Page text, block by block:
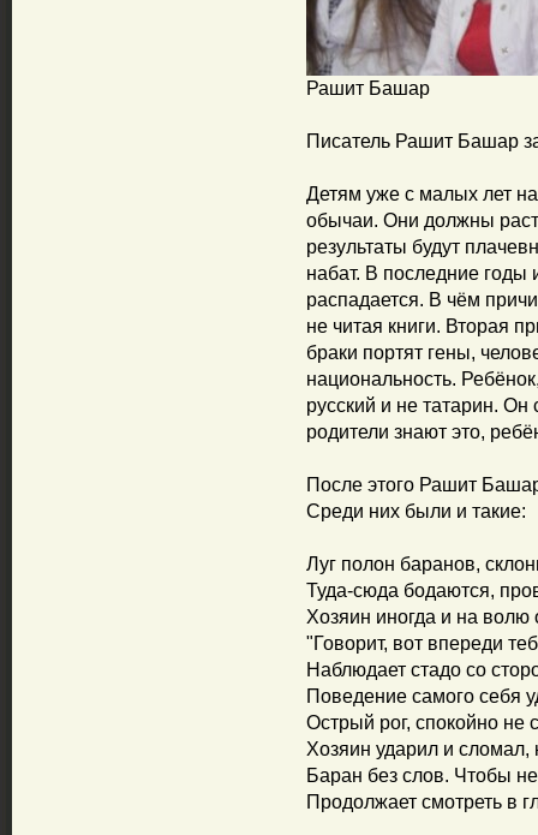
Рашит Башар
Писатель Рашит Башар
Детям уже с малых лет
обычаи. Они должны
результаты будут
набат. В последние годы
распадается. В чём
не читая книги. Вторая
браки портят гены,
национальность.
русский и не татарин.
родители знают это,
После этого Рашит
Среди них были и такие:
Луг полон баранов,
Туда-сюда бодаются,
Хозяин иногда и на волю
"Говорит, вот впереди
Наблюдает стадо со
Поведение самого себя
Острый рог, спокойно не
Хозяин ударил и сломал,
Баран без слов. Чтобы
Продолжает смотреть в